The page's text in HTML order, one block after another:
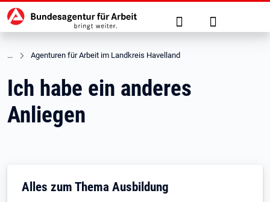
zu den Hauptinhalten springen
Hauptnavigation Suche Anmelden
Agenturen für Arbeit im Landkreis Havelland
Ich habe ein anderes
Anliegen
Alles zum Thema Ausbildung